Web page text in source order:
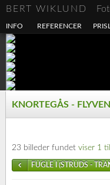
BERT WIKLUND
INFO REFERENCER
KNORTEGÅS -
23 billeder fundet viser 1
FUGLE I (STRUDS -